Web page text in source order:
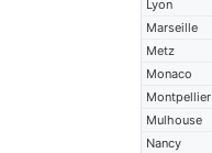
Lyon
Marseille
Metz
Monaco
Montpellier
Mulhouse
Nancy